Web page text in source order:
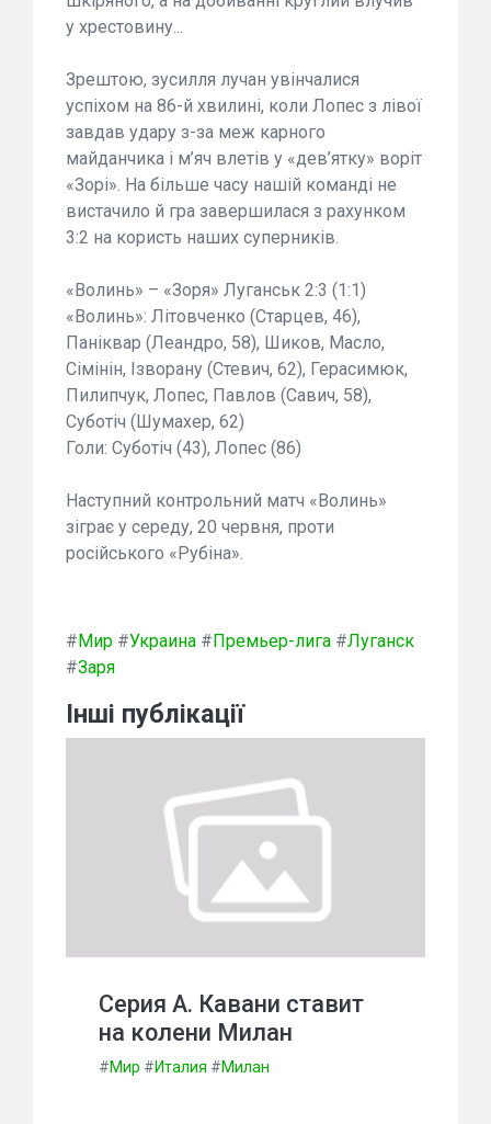
у хрестовину...
Зрештою, зусилля лучан увінчалися
успіхом на 86-й хвилині, коли Лопес з лівої
завдав удару з-за меж карного
майданчика і м’яч влетів у «дев’ятку» воріт
«Зорі». На більше часу нашій команді не
вистачило й гра завершилася з рахунком
3:2 на користь наших суперників.
«Волинь» – «Зоря» Луганськ 2:3 (1:1)
«Волинь»: Літовченко (Старцев, 46),
Паніквар (Леандро, 58), Шиков, Масло,
Сімінін, Ізворану (Стевич, 62), Герасимюк,
Пилипчук, Лопес, Павлов (Савич, 58),
Суботіч (Шумахер, 62)
Голи: Суботіч (43), Лопес (86)
Наступний контрольний матч «Волинь»
зіграє у середу, 20 червня, проти
російського «Рубіна».
#Мир #Украина #Премьер-лига #Луганск
#Заря
Інші публікації
Серия А. Кавани ставит
на колени Милан
#Мир #Италия #Милан